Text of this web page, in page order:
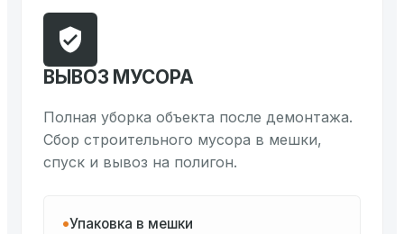
ВЫВОЗ МУСОРА
Полная уборка объекта после демонтажа.
Сбор строительного мусора в мешки,
спуск и вывоз на полигон.
Упаковка в мешки